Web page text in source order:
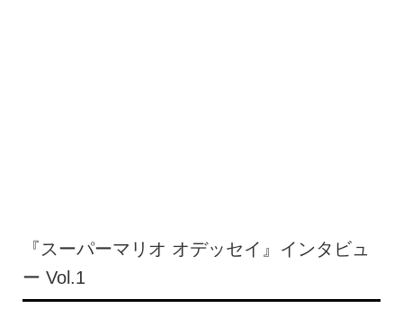
『 スーパーマリオ オデッセイ』インタビュ
ー Vol.1